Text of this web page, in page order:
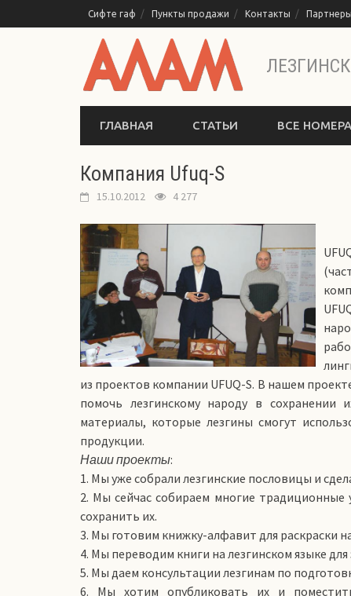
к
Сифте гаф Пункты продажи Контакты Партнеры
ГЛАВНАЯ СТАТЬИ ВСЕ НОМЕРА
Компания Ufuq-S
15.10.2012 4 277
из проектов компании UFUQ-S. В нашем
помочь лезгинскому народу в
материалы, которые лезгины смогут
продукции.
Наши проекты:
1. Мы уже собрали лезгинские пословицы и
2. Мы сейчас собираем многие традиционные
сохранить их.
3. Мы готовим книжку-алфавит для раскраски
4. Мы переводим книги на лезгинском языке для
5. Мы даем консультации лезгинам по
6. Мы хотим опубликовать их и